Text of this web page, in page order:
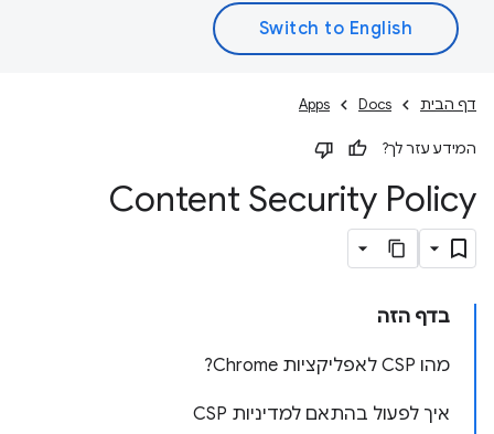
דף הבית Docs
Apps
המידע עזר לך?
Content Security Policy
בדף הזה
מהו CSP לאפליקציות Chrome?
איך לפעול בהתאם למדיניות CSP